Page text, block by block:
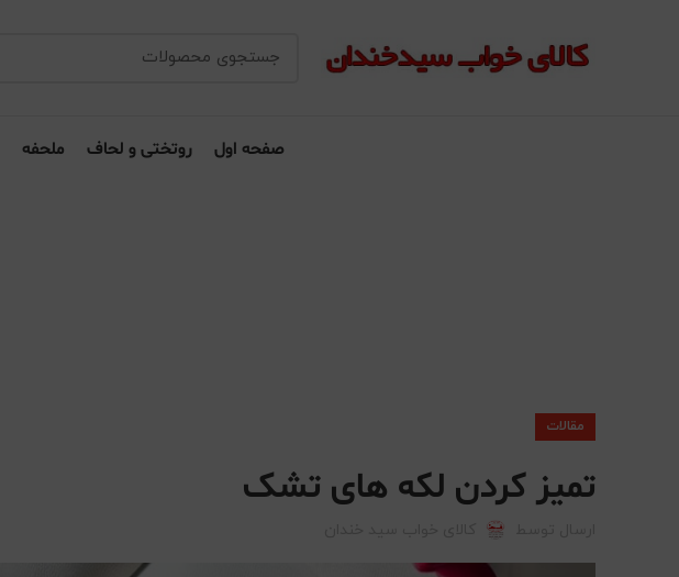
صفحه اول روتختی و لحاف ملحفه
مقالات
تمیز کردن لکه های تشک